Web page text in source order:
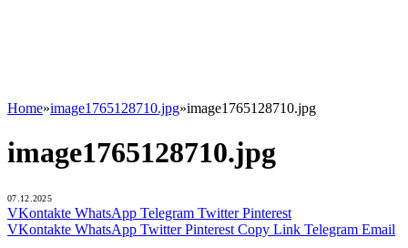
Home»image1765128710.jpg»image1765128710.jpg
image1765128710.jpg
07.12.2025
VKontakte WhatsApp Telegram Twitter Pinterest
VKontakte WhatsApp Twitter Pinterest Copy Link Telegram Email